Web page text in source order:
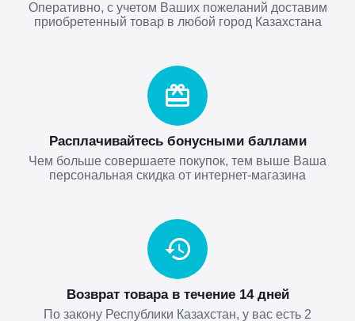
Оперативно, с учетом Ваших пожеланий доставим
приобретенный товар в любой город Казахстана
Расплачивайтесь бонусными баллами
Чем больше совершаете покупок, тем выше Ваша
персональная скидка от интернет-магазина
Возврат товара в течение 14 дней
По закону Республики Казахстан, у вас есть 2